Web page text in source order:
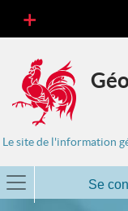
Le site de l'information
Se